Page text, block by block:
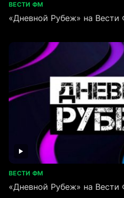
ВЕСТИ ФМ
«Дневной Рубеж» на
ВЕСТИ ФМ
«Дневной Рубеж» на